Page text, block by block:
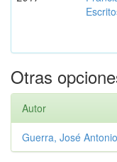
Otras
Autor
Guerra, José Antonio